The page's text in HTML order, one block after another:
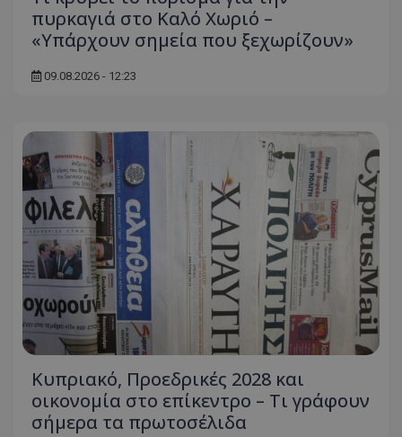
πυρκαγιά στο Καλό Χωριό –
«Υπάρχουν σημεία που ξεχωρίζουν»
09.08.2026 - 12:23
Κυπριακό, Προεδρικές 2028 και
οικονομία στο επίκεντρο – Τι γράφουν
σήμερα τα πρωτοσέλιδα